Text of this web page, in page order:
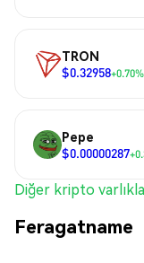
TRON
$0.32958+0.70%
Pepe
$0.00000287
Diğer kripto
Feragatname